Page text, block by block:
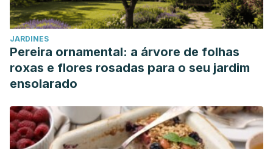
JARDINES
Pereira ornamental: a árvore de folhas
roxas e flores rosadas para o seu jardim
ensolarado